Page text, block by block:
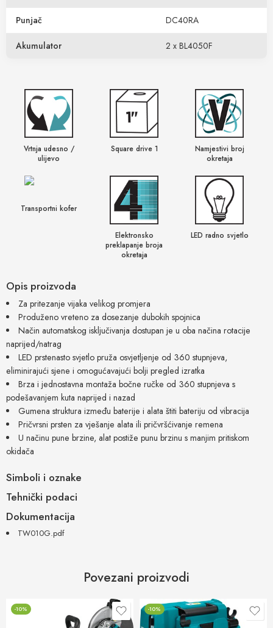
Opis proizvoda
Za pritezanje vijaka velikog promjera
Produženo vreteno za dosezanje dubokih spojnica
Način automatskog isključivanja dostupan je u oba načina rotacije
naprijed/natrag
LED prstenasto svjetlo pruža osvjetljenje od 360 stupnjeva,
eliminirajući sjene i omogućavajući bolji pregled izratka
Brza i jednostavna montaža bočne ručke od 360 stupnjeva s
podešavanjem kuta naprijed i nazad
Gumena struktura između baterije i alata štiti bateriju od vibracija
Pričvrsni prsten za vješanje alata ili pričvršćivanje remena
U načinu pune brzine, alat postiže punu brzinu s manjim pritiskom
okidača
Simboli i oznake
Vrtnja udesno /
ulijevo
Square drive 1
Namjestivi broj
okretaja
Transportni kofer
Elektronsko
preklapanje broja
okretaja
LED radno svjetlo
Tehnički podaci
Punjač DC40RA
Akumulator 2 x BL4050F
Dokumentacija
TW010G.pdf
Povezani proizvodi
-10% -10%